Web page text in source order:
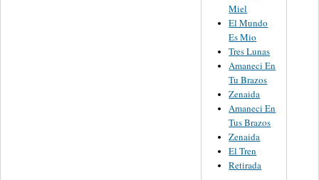
Miel
El Mundo
Es Mio
Tres Lunas
Amaneci En
Tu Brazos
Zenaida
Amaneci En
Tus Brazos
Zenaida
El Tren
Retirada